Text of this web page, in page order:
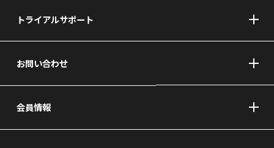
トライアルサポート
お問い合わせ
会員情報